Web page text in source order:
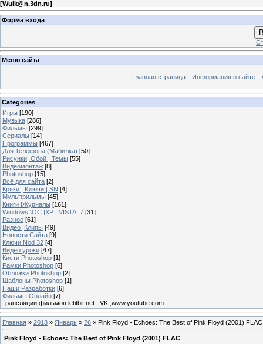
[Wulk@n.3dn.ru]
Форма входа
Меню сайта
Главная страница Информация о сайте
Categories
Игры [190]
Музыка [286]
Фильмы [299]
Сериалы [14]
Программы [467]
Для Телефона (Мабилка) [50]
Рисунки| Обой | Темы [55]
Видеомонтаж [8]
Photoshop [15]
Всё для сайта [2]
Кряки | Kлючи | SN [4]
Мультфильмы [45]
Книги |Журналы [161]
Windows \OC |XP | VISTA| 7 [31]
Разное [61]
Видео |Клипы [49]
Новости Сайта [9]
Ключи Nod 32 [4]
Видео уроки [47]
Кисти Photoshop [1]
Рамки Photoshop [6]
Обложки Photoshop [2]
Шаблоны Photoshop [1]
Наши Разработки [6]
Фильмы Онлайн [7]
трансляции фильмов letitbit.net , VK ,www.youtube.com
Главная » 2013 » Январь » 26 » Pink Floyd - Echoes: The Best of Pink Floyd (2001) FLAC
Pink Floyd - Echoes: The Best of Pink Floyd (2001) FLAC